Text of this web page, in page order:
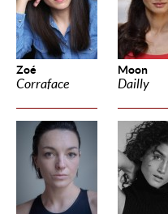
Zoé
Corraface
Moon
Dailly